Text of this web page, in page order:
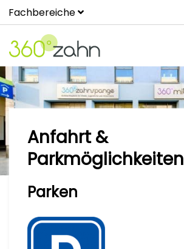
Fachbereiche
Anfahrt &
Parkmöglichkeiten
Parken